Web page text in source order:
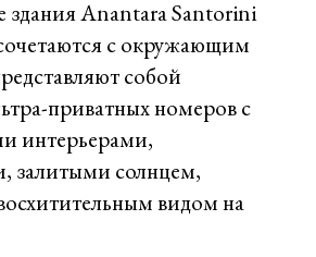
здания Anantara Santorini
с окружающим
собой
приватных номеров с
интерьерами,
залитыми солнцем,
видом на